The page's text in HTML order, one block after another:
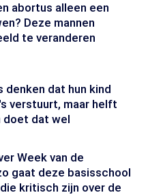
abortus alleen een
Deze mannen
te veranderen
denken dat hun kind
verstuurt, maar helft
doet dat wel
Week van de
gaat deze basisschool
kritisch zijn over de